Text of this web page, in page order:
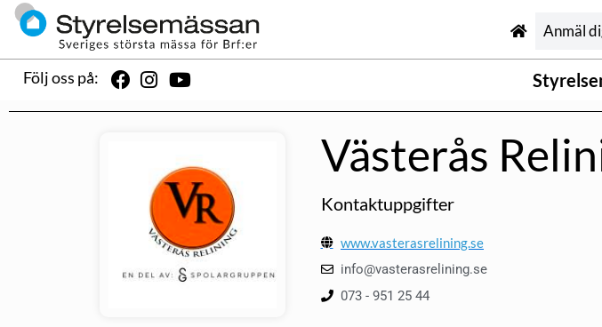
Anmäl
Följ oss på:
Västerås
Kontaktuppgifter
www.vasterasrelining.se
info@vasterasrelining.se
073 - 951 25 44